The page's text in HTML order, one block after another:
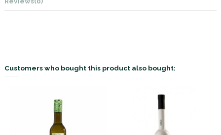
Customers who bought this product also bought: